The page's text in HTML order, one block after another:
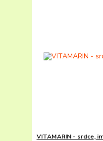
VITAMARIN - srdce,